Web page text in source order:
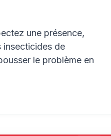
une présence,
insecticides de
le problème en